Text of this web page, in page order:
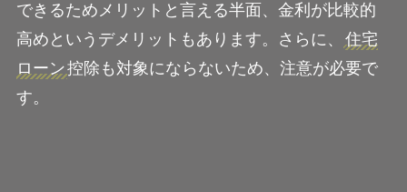
できるためメリットと言える半面、金利が比較的
高めというデメリットもあります。さらに、
住宅
ローン控除も対象にならないため、注意が必要で
す。